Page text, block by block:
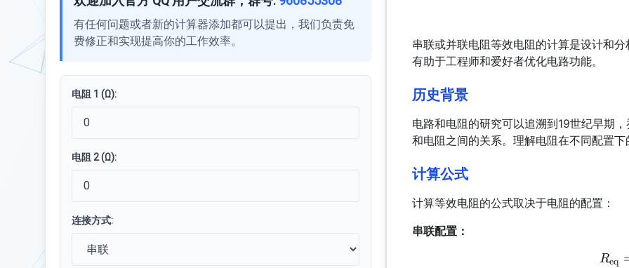
有任何问题或者新的计算器添加都可以提出，我们负责免
费修正和实现提高你的工作效率。
电阻 1 (Ω):
电阻 2 (Ω):
连接方式:
串联或并联电阻等效电阻的计算是设计和
有助于工程师和爱好者优化电路功能。
历史背景
电路和电阻的研究可以追溯到19世纪早期
和电阻之间的关系。理解电阻在不同配置
计算公式
计算等效电阻的公式取决于电阻的配置：
串联配置：
Req